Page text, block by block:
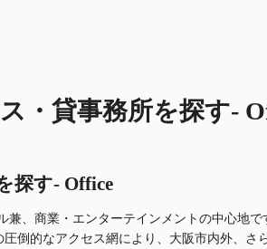
・貸事務所を探す-
探す- Office
、商業・エンターテインメントの中心地
倒的なアクセス網により、大阪市内外、さ